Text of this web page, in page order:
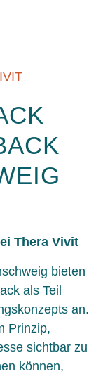
Thera Vivit
bieten
als Teil
an.
Prinzip,
sichtbar zu
können,